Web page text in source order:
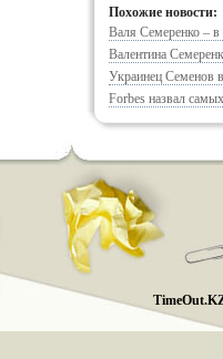
Похожие новости:
Валя Семеренко –
Валентина
Украинец Семенов
Forbes назвал